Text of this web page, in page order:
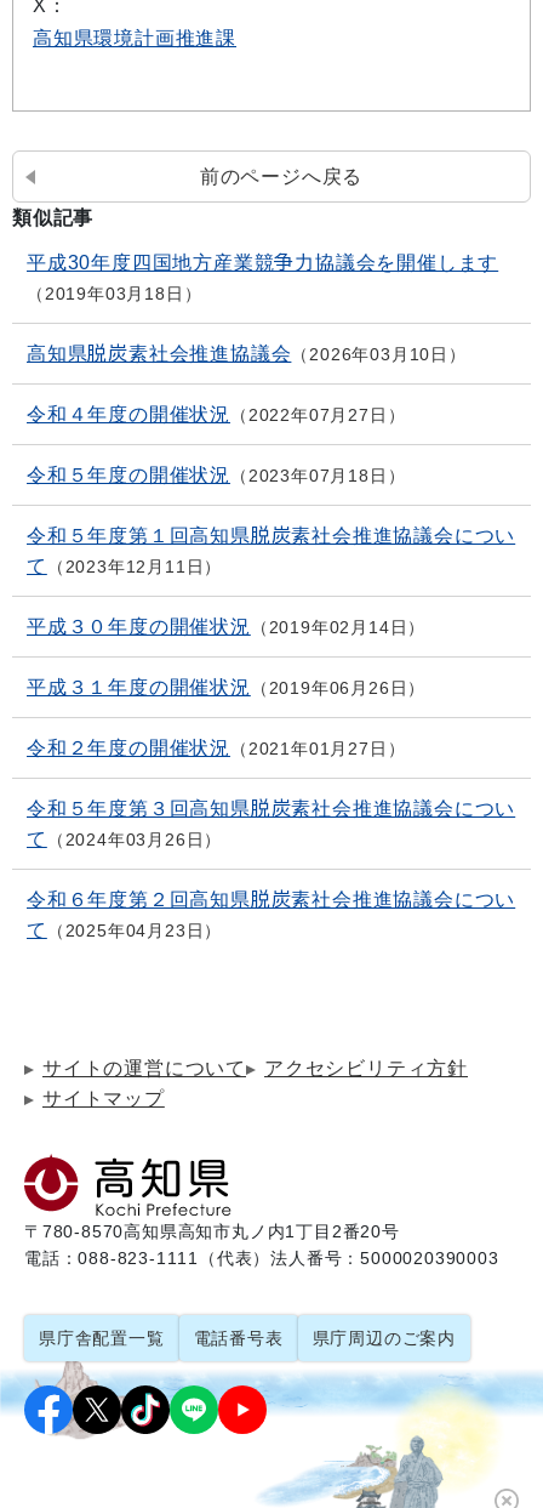
X：
高知県環境計画推進課
前のページへ戻る
類似記事
平成30年度四国地方産業競争力協議会を開催します
2019年03月18日
高知県脱炭素社会推進協議会 2026年03月10日
令和４年度の開催状況 2022年07月27日
令和５年度の開催状況 2023年07月18日
令和５年度第１回高知県脱炭素社会推進協議会につい
て
2023年12月11日
平成３０年度の開催状況 2019年02月14日
平成３１年度の開催状況 2019年06月26日
令和２年度の開催状況 2021年01月27日
令和５年度第３回高知県脱炭素社会推進協議会につい
て
2024年03月26日
令和６年度第２回高知県脱炭素社会推進協議会につい
て
2025年04月23日
サイトの運営について
アクセシビリティ方針
サイトマップ
〒780-8570高知県高知市丸ノ内1丁目2番20号
電話：088-823-1111（代表）法人番号：5000020390003
県庁舎配置一覧 電話番号表 県庁周辺のご案内